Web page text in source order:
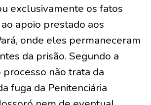
exclusivamente os fatos
apoio prestado aos
onde eles permaneceram
da prisão. Segundo a
processo não trata da
fuga da Penitenciária